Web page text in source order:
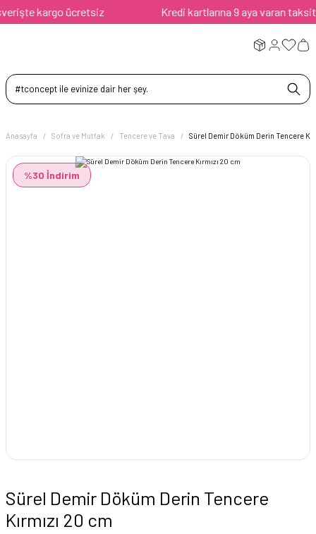
kargo ücretsiz Kredi kartlarına 9 aya varan taksit
Anasayfa Sofra ve Mutfak Tencere ve Tava Sürel Demir Döküm Derin Tencere
%30 İndirim
Sürel Demir Döküm Derin Tencere
Kırmızı 20 cm